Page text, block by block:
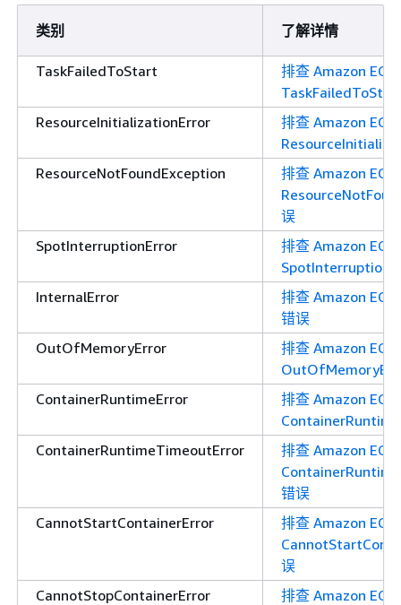
类别 了解详情
TaskFailedToStart
排查 Amazon ECS
ResourceInitializationError
排查 Amazon ECS
ResourceNotFoundException
排查 Amazon ECS
误
SpotInterruptionError
排查 Amazon ECS
SpotInterruption
InternalError
排查 Amazon
错误
OutOfMemoryError
排查 Amazon ECS
ContainerRuntimeError
排查 Amazon ECS
ContainerRuntimeTimeoutError
排查 Amazon ECS
错误
CannotStartContainerError
排查 Amazon ECS
误
CannotStopContainerError
排查 Amazon ECS